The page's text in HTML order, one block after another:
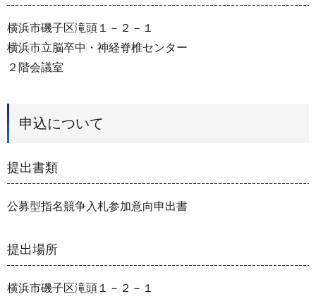
横浜市磯子区滝頭１－２－１
横浜市立脳卒中・神経脊椎センター
２階会議室
申込について
提出書類
公募型指名競争入札参加意向申出書
提出場所
横浜市磯子区滝頭１－２－１